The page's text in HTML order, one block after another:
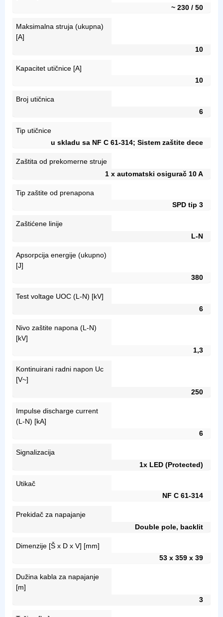
~ 230 / 50
Maksimalna struja (ukupna)
[A]
10
Kapacitet utičnice [A]
10
Broj utičnica
6
Tip utičnice
u skladu sa NF C 61-314; Sistem zaštite dece
Zaštita od prekomerne struje
1 x automatski osigurač 10 A
Tip zaštite od prenapona
SPD tip 3
Zaštićene linije
L-N
Apsorpcija energije (ukupno)
[J]
380
Test voltage UOC (L-N) [kV]
6
Nivo zaštite napona (L-N)
[kV]
1,3
Kontinuirani radni napon Uc
[V~]
250
Impulse discharge current
(L-N) [kA]
6
Signalizacija
1x LED (Protected)
Utikač
NF C 61-314
Prekidač za napajanje
Double pole, backlit
Dimenzije [Š x D x V] [mm]
53 x 359 x 39
Dužina kabla za napajanje
[m]
3